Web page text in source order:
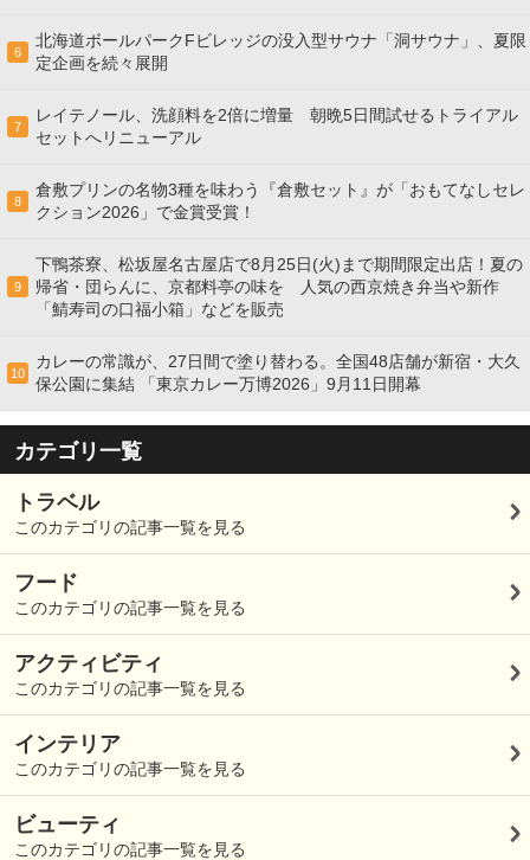
6
北海道ボールパークFビレッジの没入型サウナ「洞サウナ」、夏限
定企画を続々展開
7
レイテノール、洗顔料を2倍に増量 朝晩5日間試せるトライアル
セットへリニューアル
8
倉敷プリンの名物3種を味わう『倉敷セット』が「おもてなしセレ
クション2026」で金賞受賞！
9
下鴨茶寮、松坂屋名古屋店で8月25日(火)まで期間限定出店！夏の
帰省・団らんに、京都料亭の味を 人気の西京焼き弁当や新作
「鯖寿司の口福小箱」などを販売
10
カレーの常識が、27日間で塗り替わる。全国48店舗が新宿・大久
保公園に集結 「東京カレー万博2026」9月11日開幕
カテゴリ一覧
トラベル
このカテゴリの記事一覧を見る
フード
このカテゴリの記事一覧を見る
アクティビティ
このカテゴリの記事一覧を見る
インテリア
このカテゴリの記事一覧を見る
ビューティ
このカテゴリの記事一覧を見る